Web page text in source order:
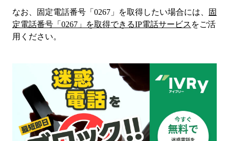
なお、固定電話番号「 0267 」を取得したい場合には、
固
定電話番号「 0267 」を取得できるIP電話サービス をご活
用ください。